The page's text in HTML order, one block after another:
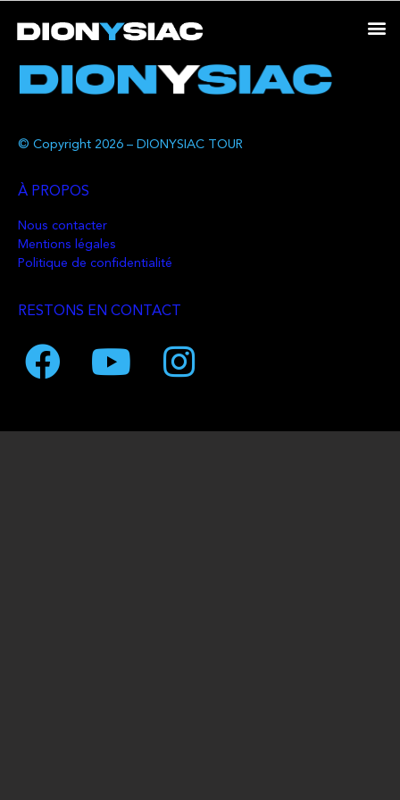
© Copyright 2026 – DIONYSIAC TOUR
À PROPOS
Nous contacter
Mentions légales
Politique de confidentialité
RESTONS EN CONTACT